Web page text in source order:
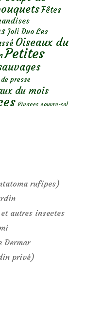
Fêtes
Joli Duo Les
Oiseaux du
Petites
presse
du mois
Vivaces couvre-sol
rufipes)
autres insectes
Dermar
privé)